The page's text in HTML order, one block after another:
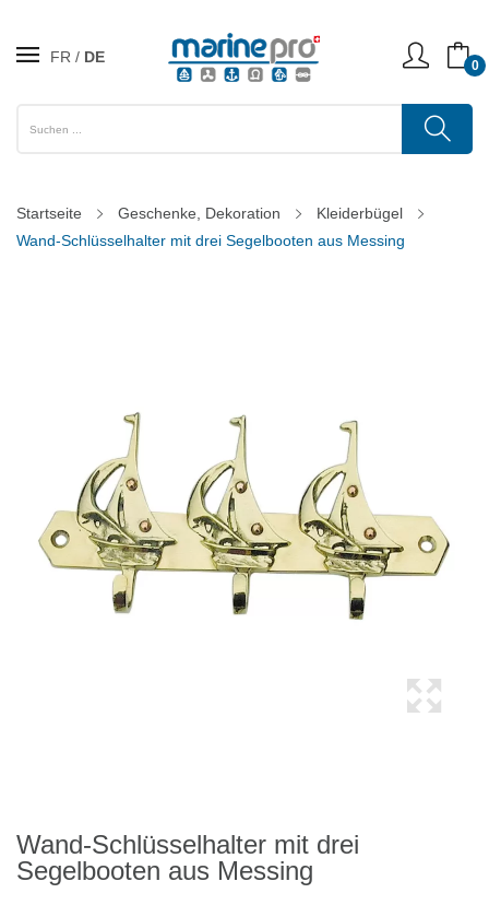
FR DE 0
Startseite Geschenke, Dekoration
Kleiderbügel
Wand-Schlüsselhalter mit drei Segelbooten aus Messing
Wand-Schlüsselhalter mit drei
Segelbooten aus Messing